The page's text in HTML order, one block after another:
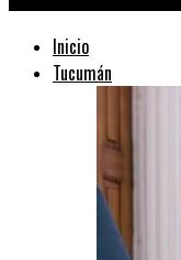
Inicio
Tucumán